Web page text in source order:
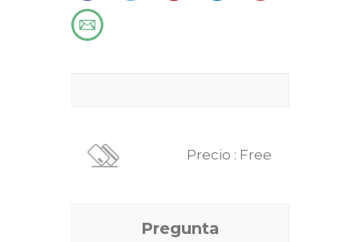
Precio : Free
Pregunta